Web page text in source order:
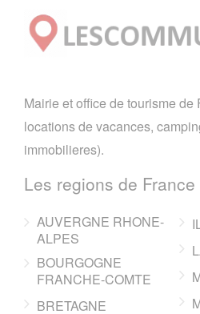
Mairie et office de tourisme de
locations de vacances,
immobilieres).
Les regions de France
AUVERGNE RHONE-
ALPES
BOURGOGNE
FRANCHE-COMTE
BRETAGNE